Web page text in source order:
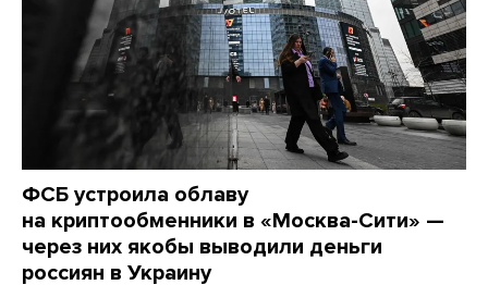
ФСБ устроила облаву
на криптообменники в «Москва-Сити» —
через них якобы выводили деньги
россиян в Украину